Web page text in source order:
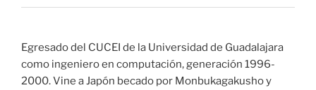
Egresado del CUCEI de la Universidad de Guadalajara
como ingeniero en computación, generación 1996-
2000. Vine a Japón becado por Monbukagakusho y